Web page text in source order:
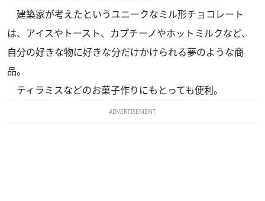
建築家が考えたというユニークなミル形チョコレート
は、アイスやトースト、カプチーノやホットミルクなど、
自分の好きな物に好きな分だけかけられる夢のような商
品。
ティラミスなどのお菓子作りにもとっても便利。
ADVERTISEMENT